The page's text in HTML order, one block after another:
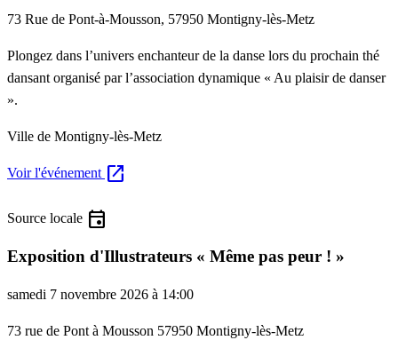
73 Rue de Pont-à-Mousson, 57950 Montigny-lès-Metz
Plongez dans l’univers enchanteur de la danse lors du prochain thé
dansant organisé par l’association dynamique « Au plaisir de danser
».
Ville de Montigny-lès-Metz
Voir l'événement open_in_new
Source locale event
Exposition d'Illustrateurs « Même pas peur ! »
samedi 7 novembre 2026 à 14:00
73 rue de Pont à Mousson 57950 Montigny-lès-Metz